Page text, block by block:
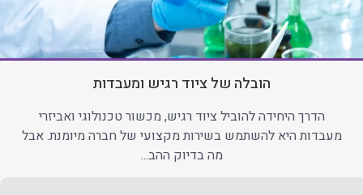
הובלה של ציוד רגיש ומעבדות
הדרך היחידה להוביל ציוד רגיש, מכשור טכנולוגי ואביזרי
מעבדות היא להשתמש בשירות מקצועי של חברה מיומנת. אבל
מה בדיוק ההב...